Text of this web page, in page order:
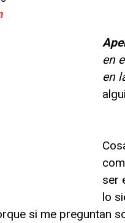
en
en
ser
lo
si me preguntan